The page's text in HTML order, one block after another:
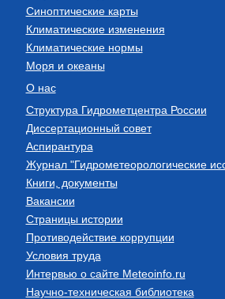
Синоптические карты
Климатические изменения
Климатические нормы
Моря и океаны
О нас
Структура Гидрометцентра России
Диссертационный совет
Аспирантура
Журнал "Гидрометеорологические
Книги, документы
Вакансии
Страницы истории
Противодействие коррупции
Условия труда
Интервью о сайте Meteoinfo.ru
Научно-техническая библиотека